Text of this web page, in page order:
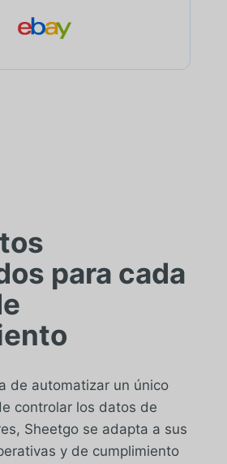
para cada
de automatizar un único
controlar los datos de
Sheetgo se adapta a sus
y de cumplimiento